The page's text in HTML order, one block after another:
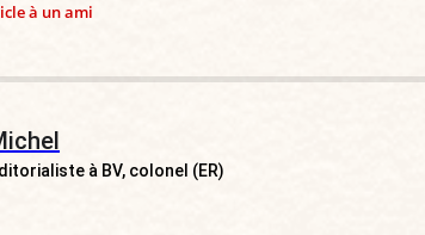
à un ami
à BV, colonel (ER)